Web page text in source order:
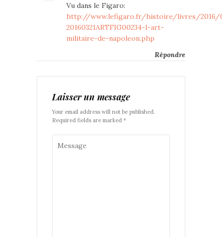
Vu dans le Figaro:
http://www.lefigaro.fr/histoire/livres/2016/
20160321ARTFIG00234-l-art-
militaire-de-napoleon.php
Répondre
Laisser un message
Your email address will not be published.
Required fields are marked *